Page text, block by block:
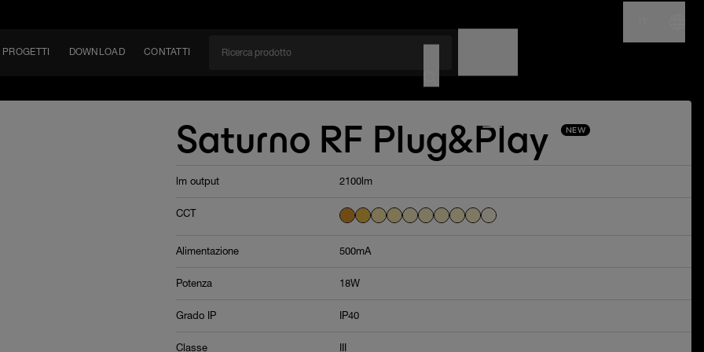
PROGETTI DOWNLOAD CONTATTI
NOME
Saturno RF Plug&Play NEW
lm output 2100lm
CCT
Alimentazione 500mA
Potenza 18W
Grado IP IP40
Classe